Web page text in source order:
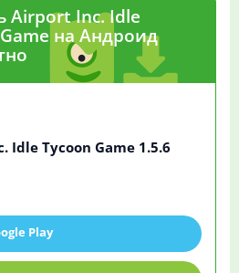
Airport Inc. Idle
на Андроид
Idle Tycoon Game 1.5.6
Play